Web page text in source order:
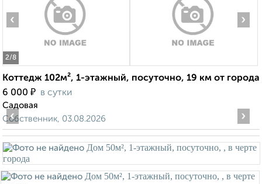
2/8
‹ ›
Коттедж 102м², 1-этажный, посуточно, 19 км от города
6 000 ₽ в сутки
Садовая
Собственник, 03.08.2026
‹ ›